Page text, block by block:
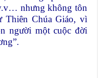
nhưng không tôn
Thiên Chúa Giáo, vì
người một cuộc đời